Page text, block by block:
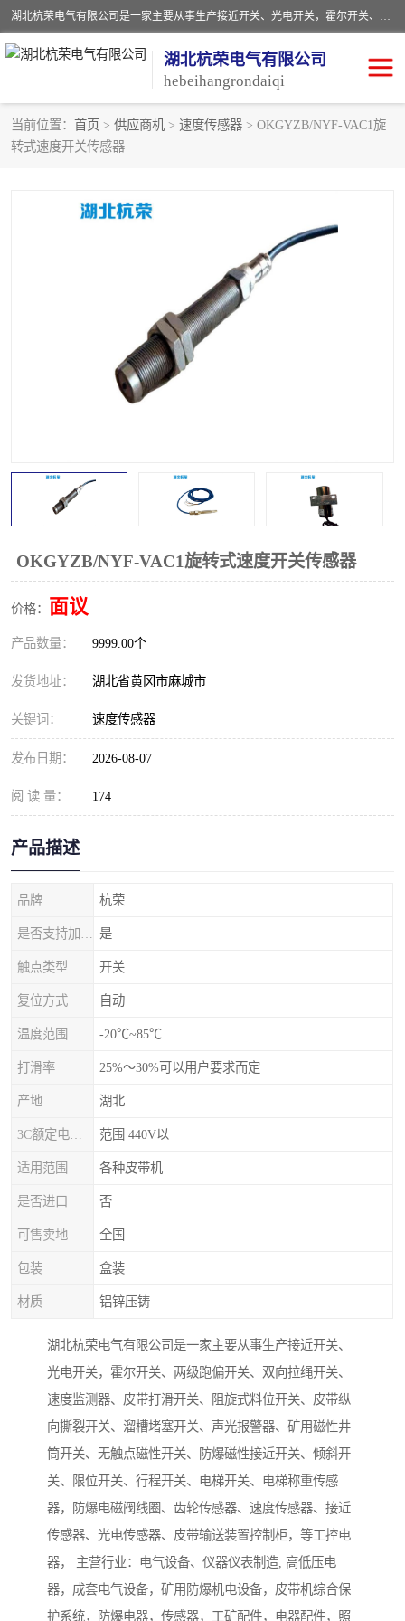
湖北杭荣电气有限公司是一家主要从事生产接近开关、光电开关，霍尔开关、两级跑偏开关、双向拉绳开关、速度监测器、皮带打滑开关、阻旋式料位开关、皮带纵向撕裂开关、溜槽堵塞开关、声光报警器、矿用磁性井筒开关等，主营行业：电气设备、仪器仪表制造, 高低压电器，成套电气设备，矿用防爆机电设备，皮带机综合保护系统，防爆电器，传感器，工矿配件，电器配件，自动化工业机器人的研发，制造，加工销售。
湖北杭荣电气有限公司
hebeihangrondaiqi
当前位置： 首页 > 供应商机 > 速度传感器 > OKGYZB/NYF-VAC1旋
转式速度开关传感器
OKGYZB/NYF-VAC1旋转式速度开关传感器
价格： 面议
产品数量： 9999.00个
发货地址： 湖北省黄冈市麻城市
关键词： 速度传感器
发布日期： 2026-08-07
阅 读 量： 174
产品描述
品牌 杭荣
是
触点类型 开关
复位方式 自动
温度范围 -20℃~85℃
打滑率 25%～30%可以用户要求而定
产地 湖北
范围 440V以
适用范围 各种皮带机
是否进口 否
可售卖地 全国
包装 盒装
材质 铝锌压铸
湖北杭荣电气有限公司是一家主要从事生产接近开关、
光电开关，霍尔开关、两级跑偏开关、双向拉绳开关、
速度监测器、皮带打滑开关、阻旋式料位开关、皮带纵
向撕裂开关、溜槽堵塞开关、声光报警器、矿用磁性井
筒开关、无触点磁性开关、防爆磁性接近开关、倾斜开
关、限位开关、行程开关、电梯开关、电梯称重传感
器，防爆电磁阀线圈、齿轮传感器、速度传感器、接近
传感器、光电传感器、皮带输送装置控制柜，等工控电
器， 主营行业：电气设备、仪器仪表制造, 高低压电
器，成套电气设备，矿用防爆机电设备，皮带机综合保
护系统，防爆电器，传感器，工矿配件，电器配件，照
阻旋料位开关
音叉开关
声光报警器
滑线指示灯
溜槽堵塞检测开关
限位开关 速度检测器
速度传感器
微电脑超速开关